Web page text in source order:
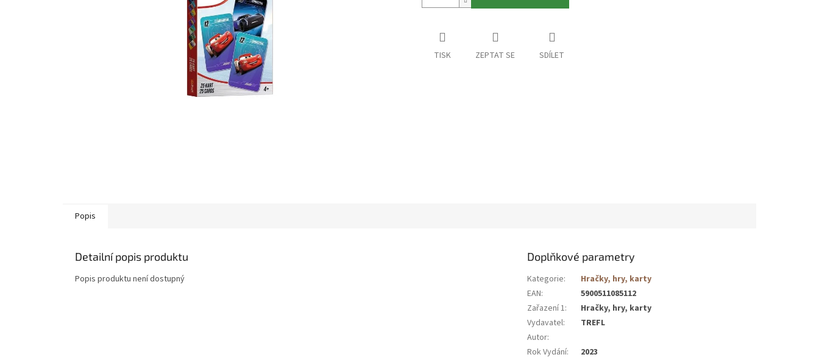
TISK ZEPTAT SE SDÍLET
Popis
Detailní popis produktu
Popis produktu není dostupný
Doplňkové parametry
Kategorie:
Hračky, hry, karty
EAN:
5900511085112
Zařazení 1:
Hračky, hry, karty
Vydavatel:
TREFL
Autor:
Rok Vydání:
2023